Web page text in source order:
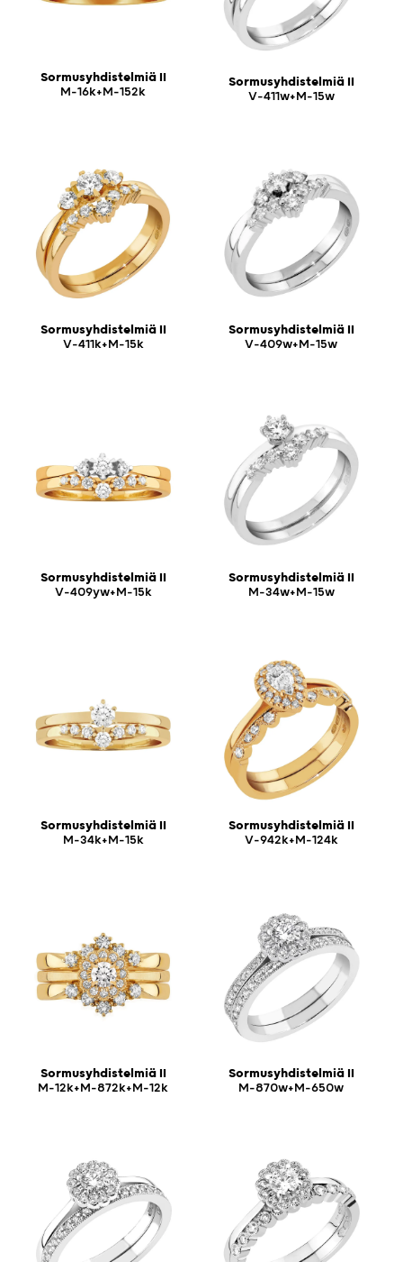
Sormusyhdistelmiä II
M-16k+M-152k
Sormusyhdistelmiä II
V-411w+M-15w
Sormusyhdistelmiä II
V-411k+M-15k
Sormusyhdistelmiä II
V-409w+M-15w
Sormusyhdistelmiä II
V-409yw+M-15k
Sormusyhdistelmiä II
M-34w+M-15w
Sormusyhdistelmiä II
M-34k+M-15k
Sormusyhdistelmiä II
V-942k+M-124k
Sormusyhdistelmiä II
M-12k+M-872k+M-12k
Sormusyhdistelmiä II
M-870w+M-650w